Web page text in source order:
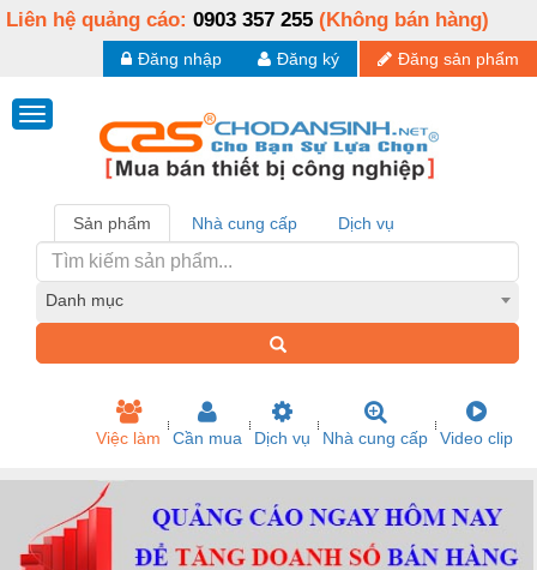
Liên hệ quảng cáo: 0903 357 255 (Không bán hàng)
Đăng sản phẩm
Đăng ký
Đăng nhập
Sản phẩm Nhà cung cấp Dịch vụ
Danh mục
Việc làm Cần mua Dịch vụ Nhà cung cấp Video clip